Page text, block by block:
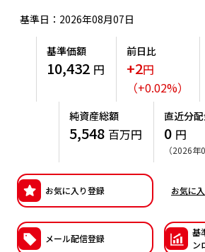
リーズ
確定拠出年金について
確定拠出年金制度について
確定拠出年金での商品の選び方について
よくあるご質問
投資の教室
サステナビリティ推進体制
ニッセイアセットの重要課題
サステナビリティへの取り組み
サステナブル投資
議決権行使について
公式キャラクターのご紹介
資産形成はじめるなら
基準日：2026年08月07日
基準価額
10,432 円
前日比
+2円
（+0.02%）
純資産総額
5,548 百万円
直近分
0 円
（2026年
お気に入り登録 お気に
メール配信登録
基
ン